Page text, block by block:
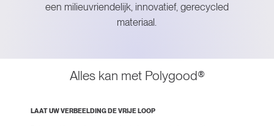
een milieuvriendelijk, innovatief, gerecycled
materiaal.
Alles kan met Polygood®
LAAT UW VERBEELDING DE VRIJE LOOP